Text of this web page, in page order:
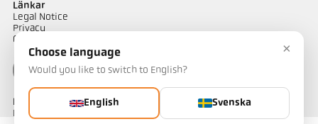
Länkar
Legal Notice
Privacy
GTC
Kontakt
Har du frågor om våra temperaturmätningslösningar? Vårt team
×
Choose language
Would you like to switch to English?
English Svenska